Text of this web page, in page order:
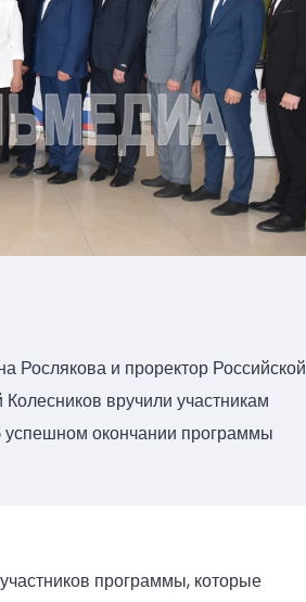
Рослякова и проректор Российской
вручили участникам
успешном окончании программы
программы, которые